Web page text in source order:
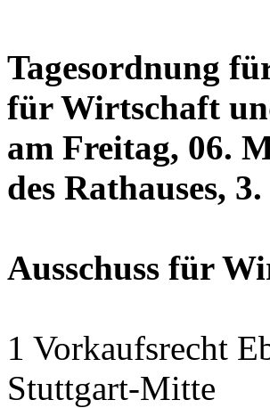
Tagesordnung
für Wirtschaft
am Freitag, 06.
des Rathauses,
Ausschuss für
1 Vorkaufsrecht
Stuttgart-Mitte